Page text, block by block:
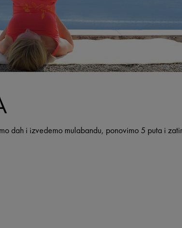
dah i izvedemo mulabandu, ponovimo 5 puta i